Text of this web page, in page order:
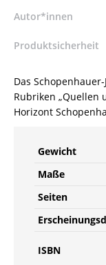
9783826037399
978-
8260-
3739-
9
Menge
Autor*innen
Produktsicherheit
Das
Rubriken „Quellen
Horizont
Gewicht
Maße
Seiten
ISBN